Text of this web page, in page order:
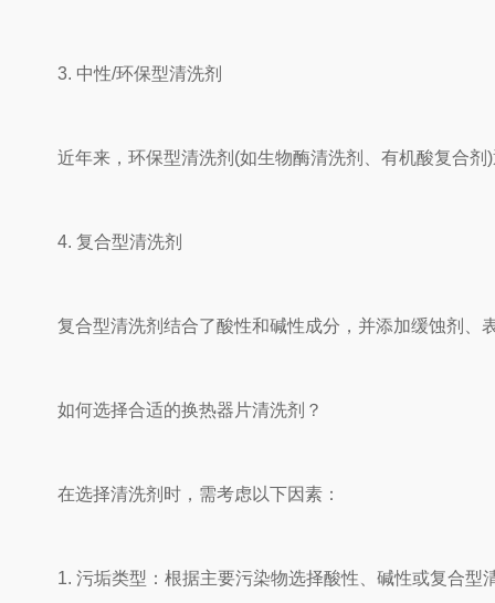
3. 中性/环保型清洗剂
近年来，环保型清洗剂(如生物酶清洗剂、有机酸复合剂)
4. 复合型清洗剂
复合型清洗剂结合了酸性和碱性成分，并添加缓蚀剂、
如何选择合适的换热器片清洗剂？
在选择清洗剂时，需考虑以下因素：
1. 污垢类型：根据主要污染物选择酸性、碱性或复合型